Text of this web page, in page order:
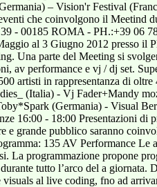
– Vision'r Festival
che coinvolgono il Meetind
- 00185 ROMA - PH.:+39 06
al 3 Giugno 2012 presso il
Una parte del Meeting si
av performance e vj / dj set.
artisti in rappresentanza di oltre
(Italia) - Vj Fader+Mandy
(Germania) - Visual
16:00 - 18:00 Presentazioni di
grande pubblico saranno
135 AV Performance Le
La programmazione propone
tutto l’arco del a giornata.
al live coding, fno ad